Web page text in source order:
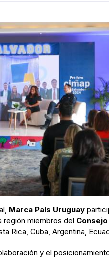
Marca País Uruguay
región miembros del
Rica, Cuba, Argentina,
y el